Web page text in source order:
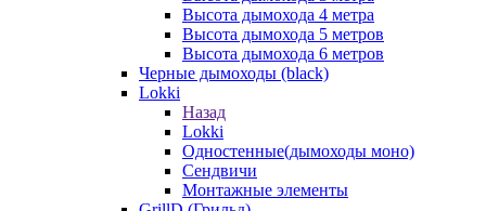
Высота дымохода 4 метра
Высота дымохода 5 метров
Высота дымохода 6 метров
Черные дымоходы (black)
Lokki
Назад
Lokki
Одностенные(дымоходы моно)
Сендвичи
Монтажные элементы